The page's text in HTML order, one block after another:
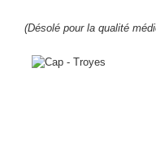
(Désolé pour la qualité